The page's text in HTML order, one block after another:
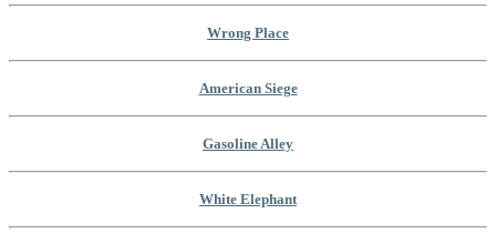
Wrong Place
American Siege
Gasoline Alley
White Elephant